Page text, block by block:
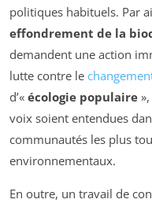
politiques habituels. Par
effondrement de la
demandent une action
lutte contre le
d’« écologie populaire
voix soient entendues
communautés les plus
environnementaux.
En outre, un travail de